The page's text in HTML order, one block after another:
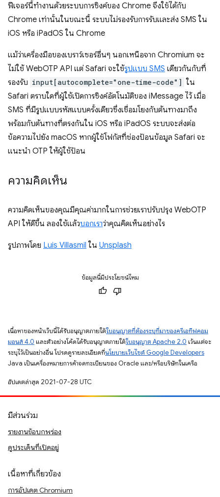
ฟีเจอร์นี้ทำงานด้วยระบบการซิงค์ของ Chrome จึงใช้ได้กับ
Chrome เท่านั้นในขณะนี้ ระบบไม่รองรับการรับและส่ง SMS ใน
iOS หรือ iPadOS ใน Chrome
แม้ว่าเครื่องมือของเบราว์เซอร์อื่นๆ นอกเหนือจาก Chromium จะ
ไม่ใช้ WebOTP API แต่ Safari จะใช้รูปแบบ SMS เดียวกันกับที่
รองรับ input[autocomplete="one-time-code"] ใน
Safari ตราบใดที่ผู้ใช้เปิดการซิงค์อัตโนมัติของ iMessage ไว้ เมื่อ
SMS ที่มีรูปแบบรหัสแบบครั้งเดียวซึ่งเชื่อมโยงกับต้นทางมาถึง
พร้อมกับต้นทางที่ตรงกันใน iOS หรือ iPadOS ระบบจะส่งต่อ
ข้อความไปยัง macOS หากผู้ใช้โฟกัสที่ช่องป้อนข้อมูล Safari จะ
แนะนำ OTP ให้ผู้ใช้ป้อน
ความคิดเห็น
ความคิดเห็นของคุณมีคุณค่ามากในการช่วยเราปรับปรุง WebOTP
API ให้ดีขึ้น ลองใช้แล้วบอกเราว่าคุณคิดเห็นอย่างไร
รูปภาพโดย Luis Villasmil ใน Unsplash
ข้อมูลนี้มีประโยชน์ไหม
เนื้อหาของหน้าเว็บนี้ได้รับอนุญาตภายใต้ใบอนุญาตที่ต้องระบุที่มาของครีเอทีฟคอม
มอนส์ 4.0 และตัวอย่างโค้ดได้รับอนุญาตภายใต้ใบอนุญาต Apache 2.0 เว้นแต่จะ
ระบุไว้เป็นอย่างอื่น โปรดดูรายละเอียดที่นโยบายเว็บไซต์ Google Developers
Java เป็นเครื่องหมายการค้าจดทะเบียนของ Oracle และ/หรือบริษัทในเครือ
อัปเดตล่าสุด 2021-07-28 UTC
มีส่วนร่วม
รายงานข้อบกพร่อง
ดูประเด็นที่เปิดอยู่
เนื้อหาที่เกี่ยวข้อง
การอัปเดต Chromium